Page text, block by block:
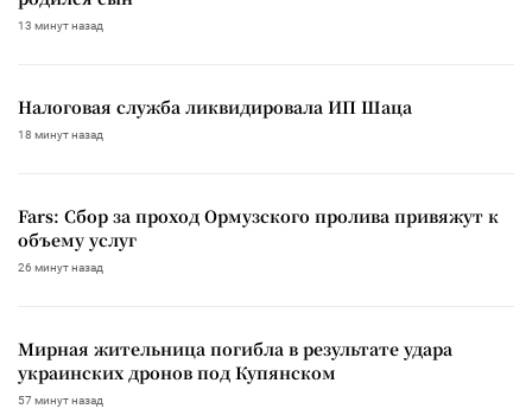
13 минут назад
Налоговая служба ликвидировала ИП Шаца
18 минут назад
Fars: Сбор за проход Ормузского пролива привяжут к
объему услуг
26 минут назад
Мирная жительница погибла в результате удара
украинских дронов под Купянском
57 минут назад